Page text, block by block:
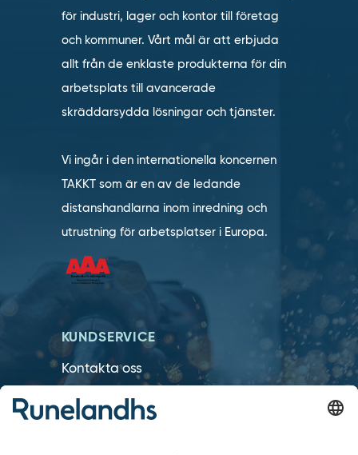
för industri, lager och kontor till företag
och kommuner. Vårt mål är att erbjuda
allt från de enklaste produkterna för din
arbetsplats till avancerade
skräddarsydda lösningar och tjänster.
Vi ingår i den internationella koncernen
TAKKT som är en av de ledande
distanshandlarna inom inredning och
utrustning för arbetsplatser i Europa.
KUNDSERVICE
Kontakta oss
Så funkar det